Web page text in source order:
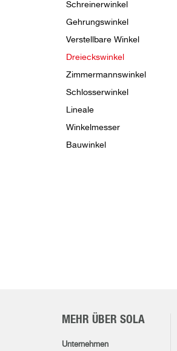
Schreinerwinkel
Gehrungswinkel
Verstellbare Winkel
Dreieckswinkel
Zimmermannswinkel
Schlosserwinkel
Lineale
Winkelmesser
Bauwinkel
MEHR ÜBER SOLA
Unternehmen